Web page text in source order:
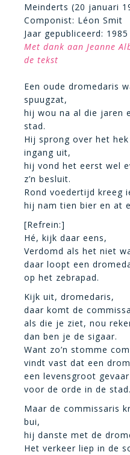
Meinderts (20 januari
Componist: Léon Smit
Jaar gepubliceerd: 1985
Met dank aan Jeanne
de tekst
Een oude dromedaris
spuugzat,
hij wou na al die jaren
stad.
Hij sprong over het
ingang uit,
hij vond het eerst wel
z’n besluit.
Rond voedertijd kreeg
hij nam tien bier en at
[Refrein:]
Hé, kijk daar eens,
Verdomd als het niet
daar loopt een
op het zebrapad.
Kijk uit, dromedaris,
daar komt de
als die je ziet, nou
dan ben je de sigaar.
Want zo’n stomme
vindt vast dat een
een levensgroot
voor de orde in de stad.
Maar de commissaris
bui,
hij danste met de
Het verkeer liep in de